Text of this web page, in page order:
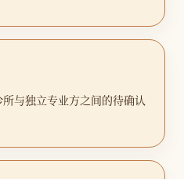
与独立专业方之间的待确认